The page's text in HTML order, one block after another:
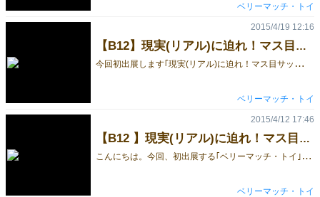
ベリーマッチ・トイ
【B12】現実(リアル)に迫れ！マス目サッカー・タクティクス
今
回初出展します｢現実(リアル)に迫れ！マス目サッカー・タクティクス｣です。 このサッカーボードゲームの特徴は、実際のサッカー同様、選手が自分の意思だけでできる行為(移動する事、チャージやパスをしたいと思う事)は自分の意思だけででき、それに成否が関わってくる場合はサイコロに委ねられるところかと思います。 実際のサッカーも、チャージしても相手があることなので必ずボールを奪えるわけではないですし、パスだって、自分の意思通りの距離感で必ず蹴れるわけではありませんので、その辺りをルールに反映しています。。 その他、ゲームの解説などブログを毎日更新していますので、是非ご覧ください。 ウェブサイトにて、ゲームガイドのYoutube動画もアップしていますので見てみてください。
2015/4/19 12:16
ベリーマッチ・トイ
【B12 】現実(リアル)に迫れ！マス目サッカー・タクティクス
こ
んにちは。今回、初出展する｢ベリーマッチ・トイ｣です。サッカーと将棋好きならハマれるサッカーボードゲーム｢現実(リアル)に迫れ！マス目サッカー・タクティクス｣を創りました！リアルさながらのゲーム展開と対局ゲームの熟考感を堪能出来ることと思います。狙い通りのパスが通った時は快感です。ウェブサイトにルール説明動画をアップしました。ぜひ！
2015/4/12 17:46
ベリーマッチ・トイ